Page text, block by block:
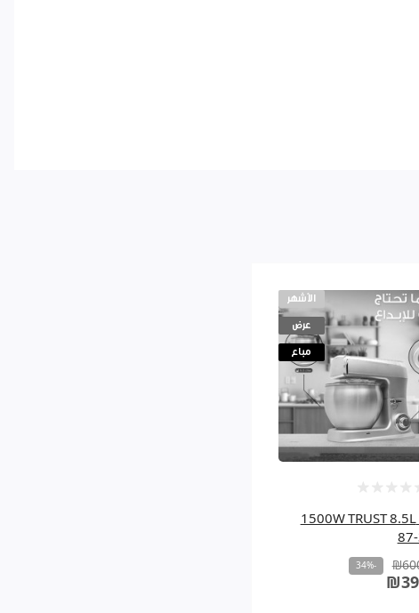
الأشهر
عرض
مباع
عجانة 1500W TRUST 8.5L
-34%